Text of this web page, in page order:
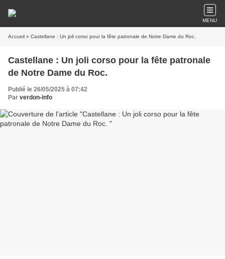
MENU
Accueil » Castellane : Un joli corso pour la fête patronale de Notre Dame du Roc.
Castellane : Un joli corso pour la fête patronale
de Notre Dame du Roc.
Publié le 26/05/2025 à 07:42
Par verdon-info